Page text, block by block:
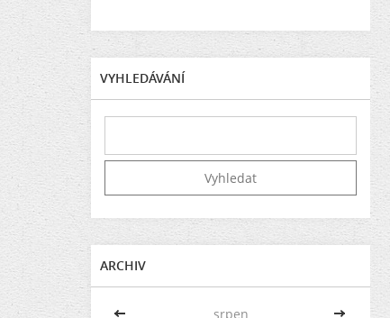
VYHLEDÁVÁNÍ
ARCHIV
<< srpen >>